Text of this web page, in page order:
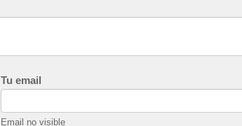
Tu email
Email no visible